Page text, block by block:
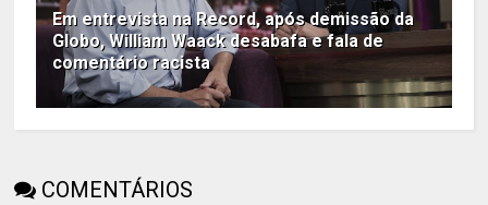
Em entrevista na Record, após demissão da
Globo, William Waack desabafa e fala de
comentário racista
COMENTÁRIOS